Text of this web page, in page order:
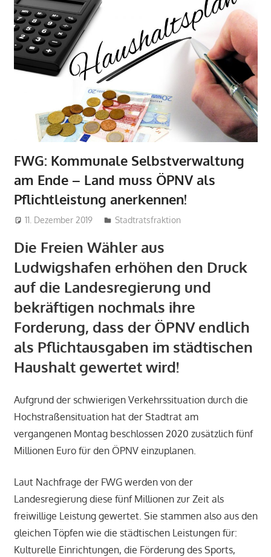
FWG: Kommunale Selbstverwaltung
am Ende – Land muss ÖPNV als
Pflichtleistung anerkennen!
11. Dezember 2019 admin
Stadtratsfraktion
Die Freien Wähler aus
Ludwigshafen erhöhen den Druck
auf die Landesregierung und
bekräftigen nochmals ihre
Forderung, dass der ÖPNV endlich
als Pflichtausgaben im städtischen
Haushalt gewertet wird!
Aufgrund der schwierigen Verkehrssituation durch die
Hochstraßensituation hat der Stadtrat am
vergangenen Montag beschlossen 2020 zusätzlich fünf
Millionen Euro für den ÖPNV einzuplanen.
Laut Nachfrage der FWG werden von der
Landesregierung diese fünf Millionen zur Zeit als
freiwillige Leistung gewertet. Sie stammen also aus den
gleichen Töpfen wie die städtischen Leistungen für:
Kulturelle Einrichtungen, die Förderung des Sports,